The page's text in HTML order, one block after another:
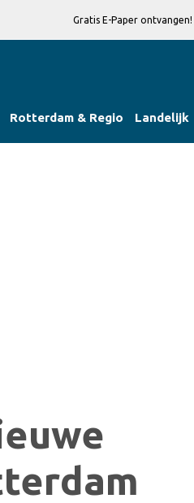
Gratis E-Paper ontvangen!
Rotterdam & Regio Landelijk